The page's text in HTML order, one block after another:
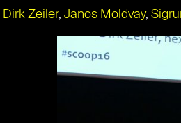
Dirk Zeiler, Janos Moldvay,